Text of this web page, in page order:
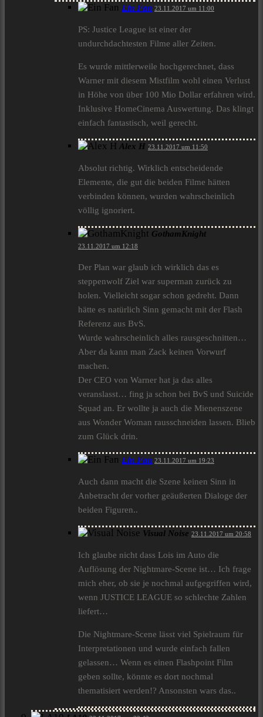
Ein Fan 23.11.2017 um 11:00
PS: Justice League ist einer der
undurchdachtesten Filme aller Zeiten.
Es wurde mittlerweile hochgerechnet, dass
Warner mit diesem Mistfilm wohl einen Verlust
in Höhe von über 100 Mio Dollar erfahren wird.
Inklusive HomeCinema Auswertung. Das klingt
einfach fantastisch, weil gerecht.
Alex H 23.11.2017 um 11:50
Absolut richtig. Wirklich entscheidende
Elemente, die gut die beiden Filme hätten
verbinden können, wurden wahrscheinlich
völlig ignoriert.
GothamKnight
23.11.2017 um 12:18
Der Plan war glaub ich wirklich das es
steppenwolf Ziel war superman zurück zu
holen. Vielleicht sogar schon gedreht. Dann
hätte es natürlich Sinn gemacht mit der Flash
Referenz aus BvS.
Wurde wahrscheinlich alles rausgeschnitten…
Aber da kann man Zack keinen Vorwurf
machen.
Der CEO von Warner hat ja das alles
veranslasst… fing ja schon bei BvS und Suicide
Squad an. Er wollte ja auch die Mienenszene
aus Wonder Woman rausschneiden lassen. Blieb
zum Glück drin.
Ein Fan 23.11.2017 um 19:23
Auch dann macht die Szene keinen Sinn in
Anbetracht der vorher geäußerten Dialoge der
beiden Figuren..
Visual Noise 23.11.2017 um 20:58
Ich glaube nicht dass Lois im Auto die
Auflösung der Nightmare-Scene ist… Ich frage
mich eher, ob sie je nochmal aufgegriffen wird,
wenn JUSTICE LEAGUE so schlechte Zahlen
liefert…
Die Nightmare-Scene lässt viel Spielraum für
Interpretationen und wurde einfach fallen
gelassen… Wenn es einen Flashpoint Film
geben sollte, könnte es dort nochmal
thematisiert werden!? Ansonsten wars das..